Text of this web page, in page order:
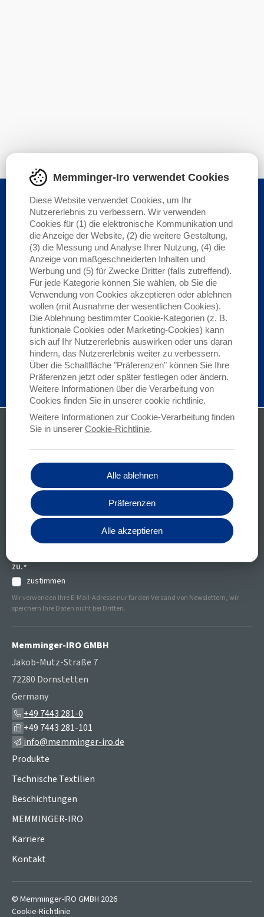
KOMMENDE VERANSTALTUNG
18/08
2026
21/08
2026
WEITERLESEN
Alle Ihre Fragen
Bleiben Sie informiert
IHRE DATEN WERDEN AUSSCHLIESSLICH FÜR DIE W
EITERE KONTAKTAUFNAHME ZU IHREM ANLIEGEN G
ENUTZT. MIT DEM ABSENDEN IHRER ANFRAGE S
ZU.*
zustimmen
SUBSCRIBE
Wir verwenden Ihre E-Mail-Adresse nur für den Versand von Newslettern, wir
speichern Ihre Daten nicht bei Dritten.
Memminger-IRO GMBH
Jakob-Mutz-Straße 7
72280 Dornstetten
Germany
+49 7443 281-0
+49 7443 281-101
info@memminger-iro.de
Produkte
Technische Textilien
Beschichtungen
MEMMINGER-IRO
Karriere
Kontakt
© Memminger-IRO GMBH 2026
Cookie-Richtlinie
Memminger-Iro verwendet Cookies
Diese Website verwendet Cookies, um Ihr
Nutzererlebnis zu verbessern. Wir verwenden
Cookies für (1) die elektronische Kommunikation und
die Anzeige der Website, (2) die weitere Gestaltung,
(3) die Messung und Analyse Ihrer Nutzung, (4) die
Anzeige von maßgeschneiderten Inhalten und
Werbung und (5) für Zwecke Dritter (falls zutreffend).
Für jede Kategorie können Sie wählen, ob Sie die
Verwendung von Cookies akzeptieren oder ablehnen
wollen (mit Ausnahme der wesentlichen Cookies).
Die Ablehnung bestimmter Cookie-Kategorien (z. B.
funktionale Cookies oder Marketing-Cookies) kann
sich auf Ihr Nutzererlebnis auswirken oder uns daran
hindern, das Nutzererlebnis weiter zu verbessern.
Über die Schaltfläche "Präferenzen" können Sie Ihre
Präferenzen jetzt oder später festlegen oder ändern.
Weitere Informationen über die Verarbeitung von
Cookies finden Sie in unserer cookie richtlinie.
Weitere Informationen zur Cookie-Verarbeitung finden
Sie in unserer Cookie-Richtlinie.
Alle ablehnen
Präferenzen
Alle akzeptieren